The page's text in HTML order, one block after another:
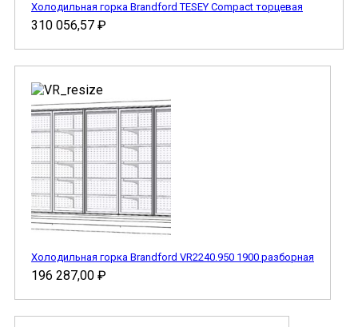
Холодильная горка Brandford TESEY Compact торцевая
310 056,57 ₽
Холодильная горка Brandford VR2240.950 1900 разборная
196 287,00 ₽